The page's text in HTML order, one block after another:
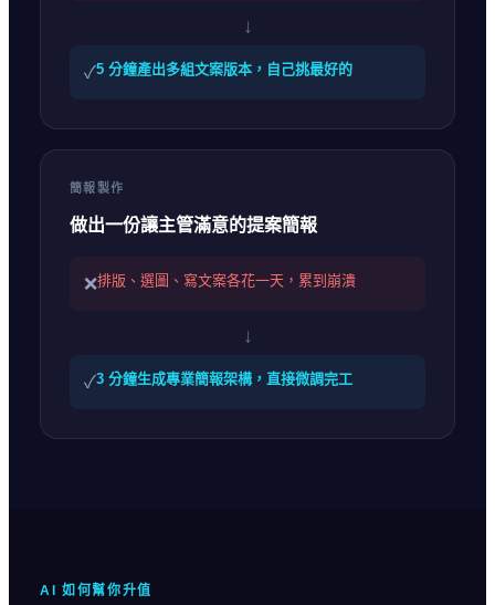
↓
✓5 分鐘產出多組文案版本，自己挑最好的
簡報製作
做出一份讓主管滿意的提案簡報
❌排版、選圖、寫文案各花一天，累到崩潰
↓
✓3 分鐘生成專業簡報架構，直接微調完工
AI 如何幫你升值